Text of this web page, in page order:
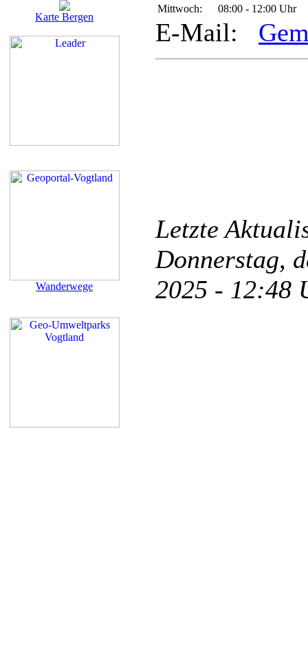
Karte Bergen
Wanderwege
Mittwoch:
08:00 - 12:00 Uhr
E-Mail:
Letzte
Donnerstag,
2025 -